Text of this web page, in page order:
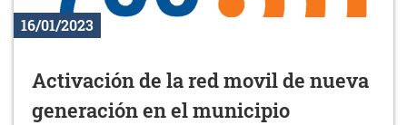
16/01/2023
Activación de la red movil de nueva
generación en el municipio